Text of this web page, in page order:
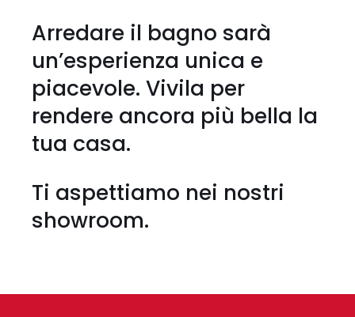
Arredare il bagno sarà
un’esperienza unica e
piacevole. Vivila per
rendere ancora più bella la
tua casa.
Ti aspettiamo nei nostri
showroom.